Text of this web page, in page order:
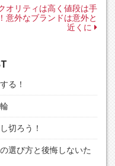
オリティは高く値段は手
意外なブランドは意外と
近くに
る！
切ろう！
選び方と後悔しないた